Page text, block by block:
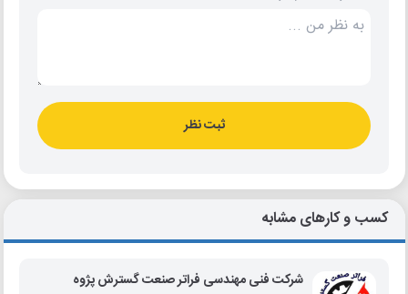
ثبت نظر
کسب و کارهای مشابه
شرکت فنی مهندسی فراتر صنعت گسترش پژوه